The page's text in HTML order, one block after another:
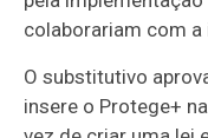
colaborariam com a
Osubstitutivo
insere o Protege+ na